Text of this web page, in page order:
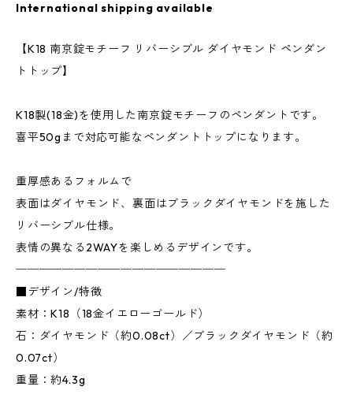
International shipping available
【K18 南京錠モチーフ リバーシブル ダイヤモンド ペンダン
トトップ】
K18製(18金)を使用した南京錠モチーフのペンダントです。
喜平50gまで対応可能なペンダントトップになります。
重厚感あるフォルムで
表面はダイヤモンド、裏面はブラックダイヤモンドを施した
リバーシブル仕様。
表情の異なる2WAYを楽しめるデザインです。
──────────────────
■デザイン/特徴
素材：K18（18金イエローゴールド）
石：ダイヤモンド（約0.08ct）／ブラックダイヤモンド（約
0.07ct）
重量：約4.3g